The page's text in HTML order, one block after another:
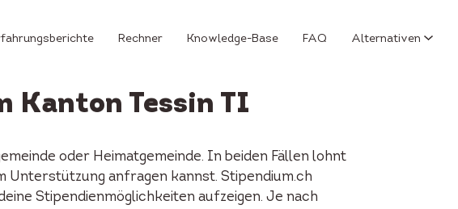
Rechner Knowledge-Base FAQ Alternativen
Kanton Tessin TI
oder Heimatgemeinde. In beiden Fällen lohnt
Unterstützung anfragen kannst. Stipendium.ch
Stipendienmöglichkeiten aufzeigen. Je nach